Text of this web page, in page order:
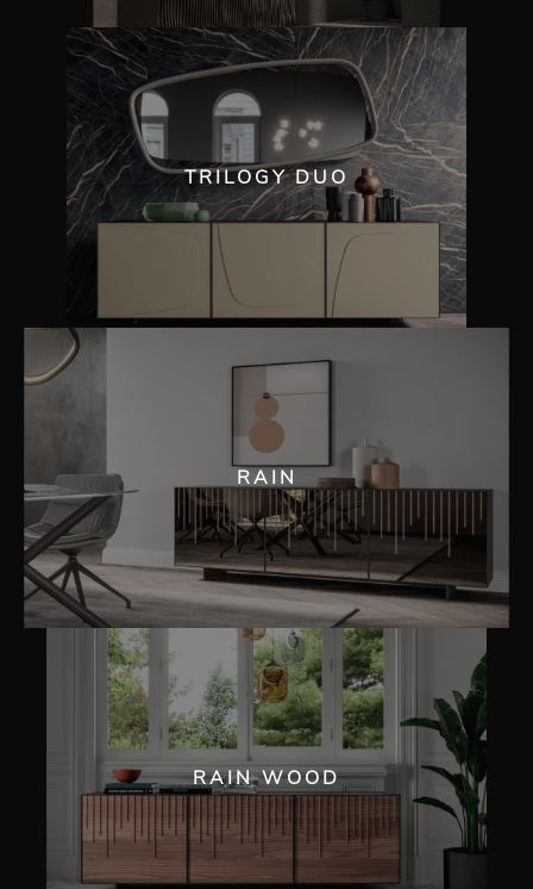
TRILOGY DUO
RAIN
RAIN WOOD